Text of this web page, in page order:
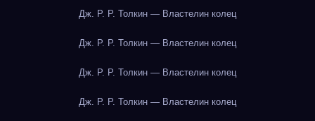
Дж. Р. Р. Толкин — Властелин колец
Дж. Р. Р. Толкин — Властелин колец
Дж. Р. Р. Толкин — Властелин колец
Дж. Р. Р. Толкин — Властелин колец